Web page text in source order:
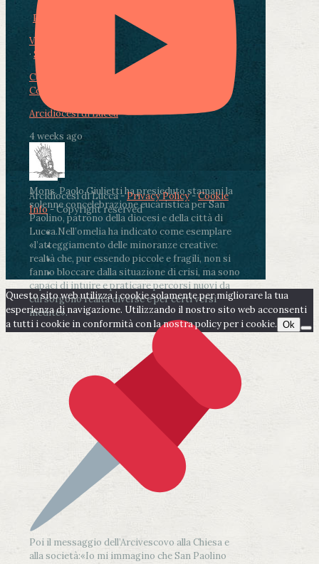
Photo
View on Facebook
· Share
Condividi su Facebook
Condividi su LinkedIn
Arcidiocesi di Lucca
4 weeks ago
Mons. Paolo Giulietti ha presieduto stamani la
solenne concelebrazione eucaristica per San
Paolino, patrono della diocesi e della città di
Lucca.Nell’omelia ha indicato come esemplare
«l’atteggiamento delle minoranze creative:
realtà che, pur essendo piccole e fragili, non si
fanno bloccare dalla situazione di crisi, ma sono
capaci di intuire e praticare percorsi nuovi da
cui sorgono realtà diverse e per certi versi
inedite».
Poi il messaggio dell’Arcivescovo alla Chiesa e
alla società:«Io mi immagino che San Paolino
Arcidiocesi di Lucca -Privacy Policy-Cookie
Info- Copyright reserved
Questo sito web utilizza i cookie solamente per migliorare la tua
esperienza di navigazione. Utilizzando il nostro sito web acconsenti
a tutti i cookie in conformità con la nostra policy per i cookie. Ok